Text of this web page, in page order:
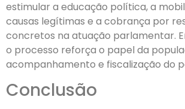
estimular a educação política, a
causas legítimas e a cobrança por
concretos na atuação parlamentar.
o processo reforça o papel da
acompanhamento e fiscalização do
Conclusão